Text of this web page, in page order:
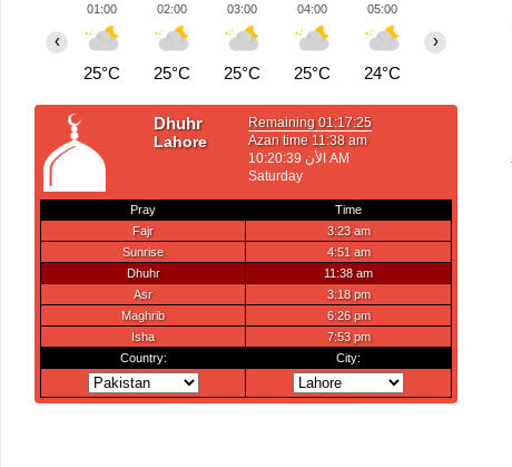
01:00
25°C
02:00
25°C
03:00
25°C
04:00
25°C
05:00
24°C
‹ ›